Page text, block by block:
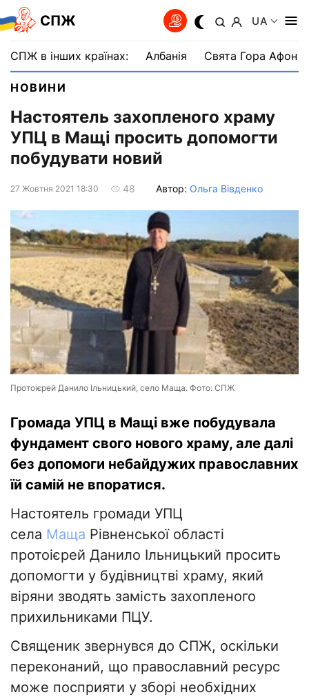
СПЖ UA
СПЖ в інших країнах: Албанія Свята Гора Афон
НОВИНИ
Настоятель захопленого храму
УПЦ в Мащі просить допомогти
побудувати новий
27 Жовтня 2021 18:30 48 Автор: Ольга Вівденко
Протоієрей Данило Ільницький, село Маща. Фото: СПЖ
Громада УПЦ в Мащі вже побудувала
фундамент свого нового храму, але далі
без допомоги небайдужих православних
їй самій не впоратися.
Настоятель громади УПЦ
села Маща Рівненської області
протоієрей Данило Ільницький просить
допомогти у будівництві храму, який
віряни зводять замість захопленого
прихильниками ПЦУ.
Священик звернувся до СПЖ, оскільки
переконаний, що православний ресурс
може посприяти у зборі необхідних